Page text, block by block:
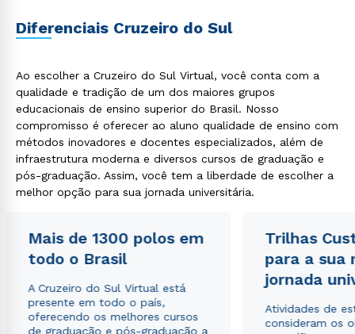
Diferenciais Cruzeiro do Sul
Ao escolher a Cruzeiro do Sul Virtual, você conta com a
qualidade e tradição de um dos maiores grupos
educacionais de ensino superior do Brasil. Nosso
compromisso é oferecer ao aluno qualidade de ensino com
métodos inovadores e docentes especializados, além de
infraestrutura moderna e diversos cursos de graduação e
pós-graduação. Assim, você tem a liberdade de escolher a
melhor opção para sua jornada universitária.
Mais de 1300 polos em
todo o Brasil
A Cruzeiro do Sul Virtual está
presente em todo o país,
oferecendo os melhores cursos
de graduação e pós-graduação a
Trilhas
para a sua
jornada
Atividades de
consideram os